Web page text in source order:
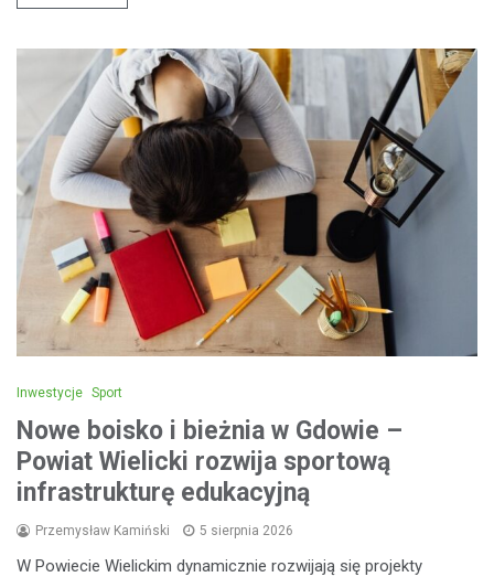
Inwestycje Sport
Nowe boisko i bieżnia w Gdowie –
Powiat Wielicki rozwija sportową
infrastrukturę edukacyjną
Przemysław Kamiński 5 sierpnia 2026
W Powiecie Wielickim dynamicznie rozwijają się projekty